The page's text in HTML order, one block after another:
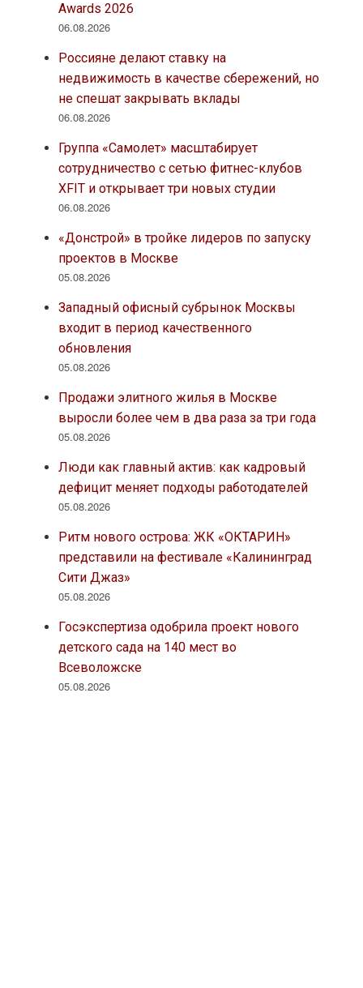
Awards 2026
06.08.2026
Россияне делают ставку на
недвижимость в качестве сбережений, но
не спешат закрывать вклады
06.08.2026
Группа «Самолет» масштабирует
сотрудничество с сетью фитнес-клубов
XFIT и открывает три новых студии
06.08.2026
«Донстрой» в тройке лидеров по запуску
проектов в Москве
05.08.2026
Западный офисный субрынок Москвы
входит в период качественного
обновления
05.08.2026
Продажи элитного жилья в Москве
выросли более чем в два раза за три года
05.08.2026
Люди как главный актив: как кадровый
дефицит меняет подходы работодателей
05.08.2026
Ритм нового острова: ЖК «ОКТАРИН»
представили на фестивале «Калининград
Сити Джаз»
05.08.2026
Госэкспертиза одобрила проект нового
детского сада на 140 мест во
Всеволожске
05.08.2026